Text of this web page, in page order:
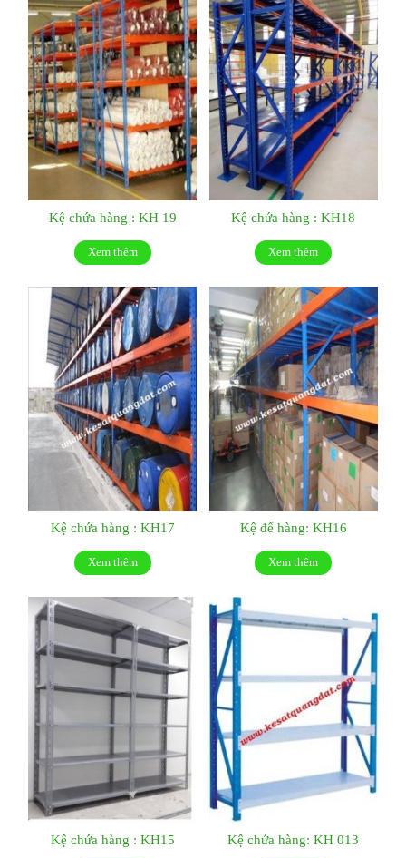
Kệ chứa hàng : KH 19
Xem thêm
Kệ chứa hàng : KH18
Xem thêm
Kệ chứa hàng : KH17
Xem thêm
Kệ để hàng: KH16
Xem thêm
Kệ chứa hàng : KH15 Kệ chứa hàng: KH 013